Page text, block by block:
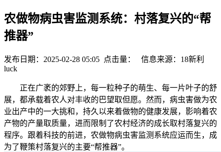
农做物病虫害监测系统：村落复兴的“帮
推器”
发布日期：2025-02-28 05:05 点击量：
信息来源：18新利
luck
正在广袤的郊野上，每一粒种子的萌生、每一片叶子的舒
展，都承载着农人对丰收的巴望取但愿。然而，病虫害做为农
业出产中的一大挑和，持久以来着做物的健康发展，影响着农
产物的产量取质量，进而限制了农村经济的成长取村落复兴的
程序。跟着科技的前进，农做物病虫害监测系统应运而生，成
为了鞭策村落复兴的主要“帮推器”。